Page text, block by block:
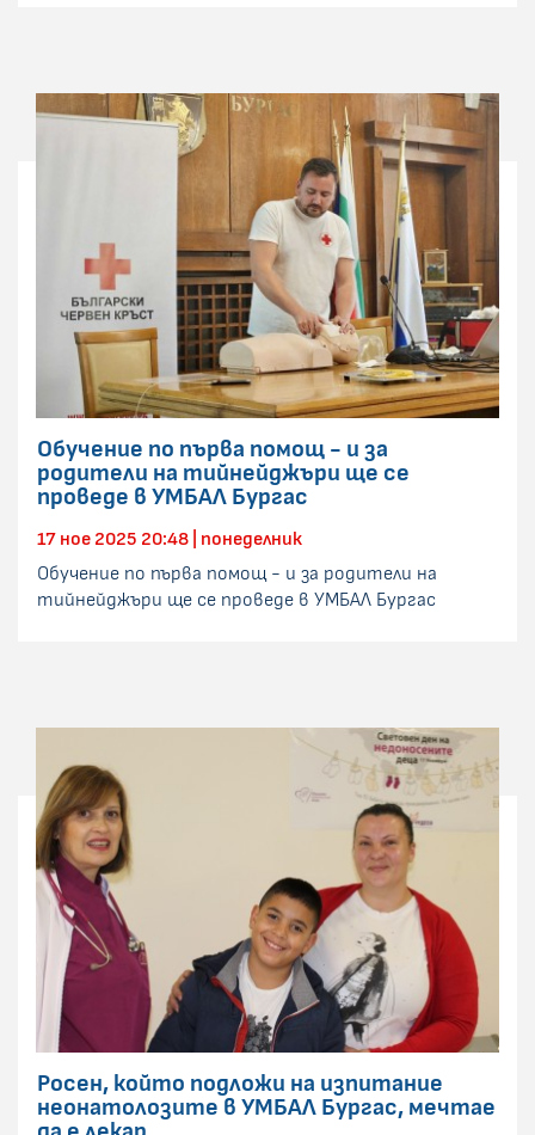
Обучение по първа помощ - и за
родители на тийнейджъри ще се
проведе в УМБАЛ Бургас
17 ное 2025 20:48 | понеделник
Обучение по първа помощ - и за родители на
тийнейджъри ще се проведе в УМБАЛ Бургас
Росен, който подложи на изпитание
неонатолозите в УМБАЛ Бургас, мечтае